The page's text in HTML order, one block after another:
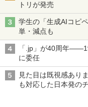
トリが発売
学生の「生成AIコピ
単・減点も
「.jp」が40周年
に委任
見た目は既視感あり
も対応した日本発の